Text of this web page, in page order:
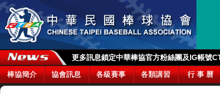
更多訊息鎖定中華棒協官方粉絲團及IG帳號
棒協簡介 協會訊息 各級賽事 各類講習 行 事 曆